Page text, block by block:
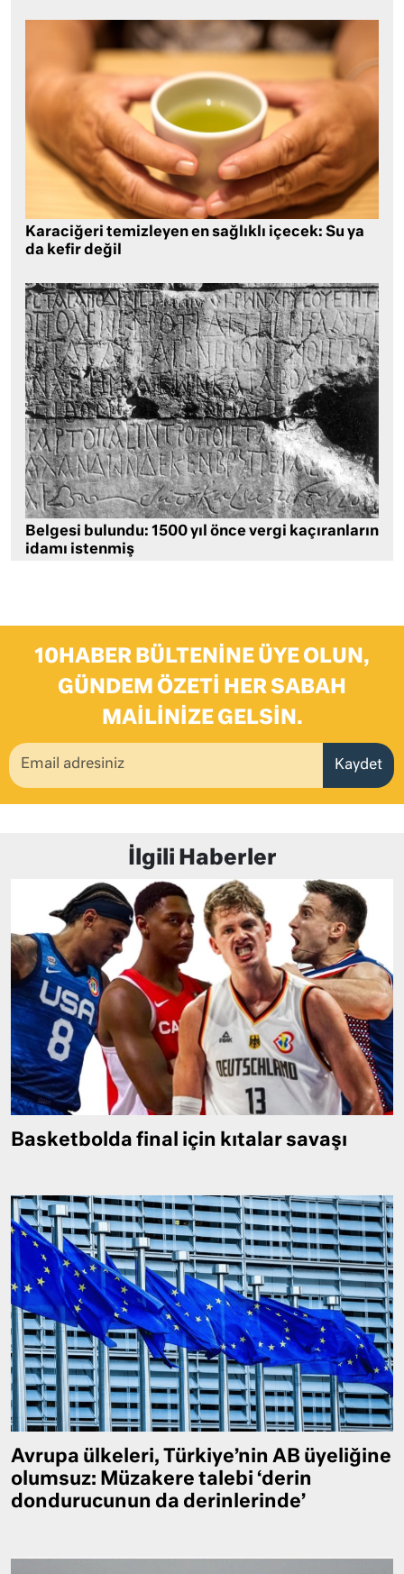
Karaciğeri temizleyen en sağlıklı içecek: Su ya
da kefir değil
Belgesi bulundu: 1500 yıl önce vergi kaçıranların
idamı istenmiş
10HABER BÜLTENINE ÜYE OLUN,
GÜNDEM ÖZETI HER SABAH
MAILINIZE GELSIN.
Kaydet
İlgili Haberler
Basketbolda final için kıtalar savaşı
Avrupa ülkeleri, Türkiye’nin AB üyeliğine
olumsuz: Müzakere talebi ‘derin
dondurucunun da derinlerinde’